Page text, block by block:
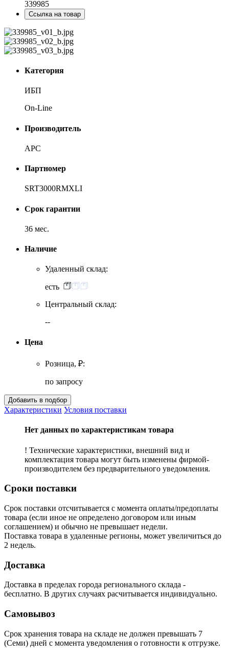
339985
Ссылка на товар
Категория
ИБП
On-Line
Производитель
APC
Партномер
SRT3000RMXLI
Срок гарантии
36 мес.
Наличие
Удаленный склад:
есть
Центральный склад:
--
Цена
Розница, ₽:
по запросу
Характеристики Условия поставки
Нет данных по характеристикам товара
! Технические характеристики, внешний вид и
комплектация товара могут быть изменены фирмой-
производителем без предварительного уведомления.
Сроки поставки
Срок поставки отсчитывается с момента оплаты/предоплаты
товара (если иное не определено договором или иным
соглашением) и обычно не превышает недели.
Поставка товара в удаленные регионы, может увеличиться до
2 недель.
Доставка
Доставка в пределах города регионального склада -
бесплатно. В других случаях расчитывается индивидуально.
Самовывоз
Срок хранения товара на складе не должен превышать 7
(Семи) дней с момента уведомления о готовности к отгрузке.